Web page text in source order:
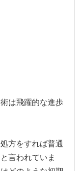
は飛躍的な進歩
方をすれば普通
言われていま